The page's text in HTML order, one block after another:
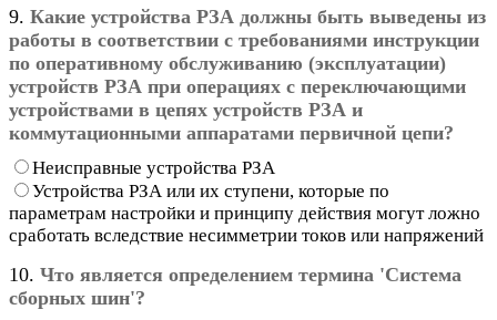
9. Какие устройства РЗА должны быть выведены из
работы в соответствии с требованиями инструкции
по оперативному обслуживанию (эксплуатации)
устройств РЗА при операциях с переключающими
устройствами в цепях устройств РЗА и
коммутационными аппаратами первичной цепи?
Неисправные устройства РЗА
Устройства РЗА или их ступени, которые по
параметрам настройки и принципу действия могут ложно
сработать вследствие несимметрии токов или напряжений
10. Что является определением термина 'Система
сборных шин'?